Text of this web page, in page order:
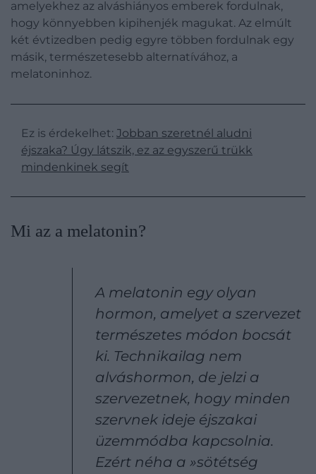
amelyekhez az alváshiányos emberek fordulnak,
hogy könnyebben kipihenjék magukat. Az elmúlt
két évtizedben pedig egyre többen fordulnak egy
másik, természetesebb alternatívához, a
melatoninhoz.
Ez is érdekelhet: Jobban szeretnél aludni
éjszaka? Úgy látszik, ez az egyszerű trükk
mindenkinek segít
​Mi az a melatonin?
A melatonin egy olyan
hormon, amelyet a szervezet
természetes módon bocsát
ki. Technikailag nem
alváshormon, de jelzi a
szervezetnek, hogy minden
szervnek ideje éjszakai
üzemmódba kapcsolnia.
Ezért néha a »sötétség